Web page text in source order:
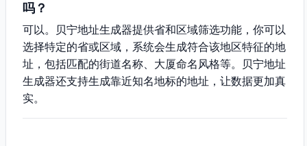
吗？
可以。贝宁地址生成器提供省和区域筛选功能，你可以
选择特定的省或区域，系统会生成符合该地区特征的地
址，包括匹配的街道名称、大厦命名风格等。贝宁地址
生成器还支持生成靠近知名地标的地址，让数据更加真
实。